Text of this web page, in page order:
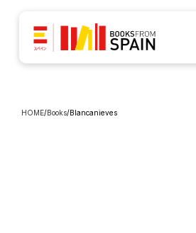
HOME/Books/Blancanieves